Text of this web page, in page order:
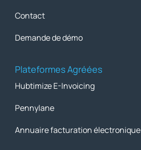
Contact
Demande de démo
Plateformes Agréées
Hubtimize E-Invoicing
Pennylane
Annuaire facturation électronique